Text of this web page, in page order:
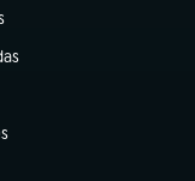
aba)